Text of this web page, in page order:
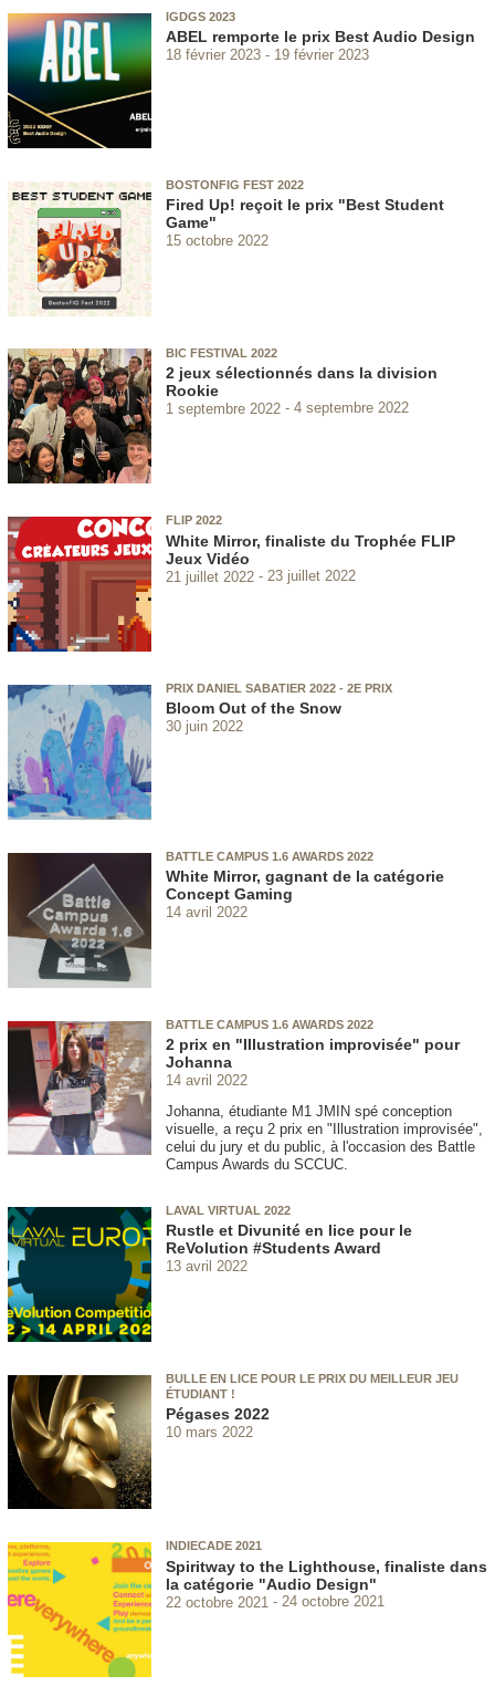
IGDGS 2023
ABEL remporte le prix Best Audio Design
18 février 2023 19 février 2023
BOSTONFIG FEST 2022
Fired Up! reçoit le prix "Best Student
Game"
15 octobre 2022
BIC FESTIVAL 2022
2 jeux sélectionnés dans la division
Rookie
1 septembre 2022 4 septembre 2022
FLIP 2022
White Mirror, finaliste du Trophée FLIP
Jeux Vidéo
21 juillet 2022 23 juillet 2022
PRIX DANIEL SABATIER 2022 - 2E PRIX
Bloom Out of the Snow
30 juin 2022
BATTLE CAMPUS 1.6 AWARDS 2022
White Mirror, gagnant de la catégorie
Concept Gaming
14 avril 2022
BATTLE CAMPUS 1.6 AWARDS 2022
2 prix en "Illustration improvisée" pour
Johanna
14 avril 2022
Johanna, étudiante M1 JMIN spé conception
visuelle, a reçu 2 prix en "Illustration improvisée",
celui du jury et du public, à l'occasion des Battle
Campus Awards du SCCUC.
LAVAL VIRTUAL 2022
Rustle et Divunité en lice pour le
ReVolution #Students Award
13 avril 2022
BULLE EN LICE POUR LE PRIX DU MEILLEUR JEU
ÉTUDIANT !
Pégases 2022
10 mars 2022
INDIECADE 2021
Spiritway to the Lighthouse, finaliste dans
la catégorie "Audio Design"
22 octobre 2021 24 octobre 2021